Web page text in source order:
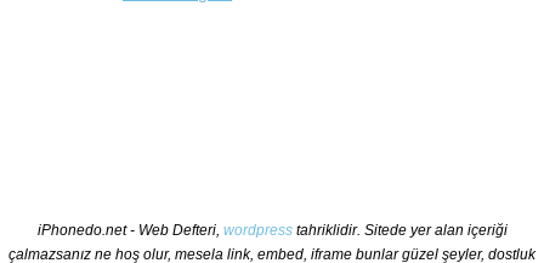
iPhonedo.net - Web Defteri, wordpresstahriklidir. Sitede yer alan içeriği
çalmazsanız ne hoş olur, mesela link, embed, iframe bunlar güzel şeyler, dostluk